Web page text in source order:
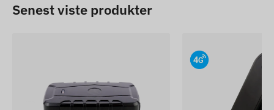
Senest viste produkter